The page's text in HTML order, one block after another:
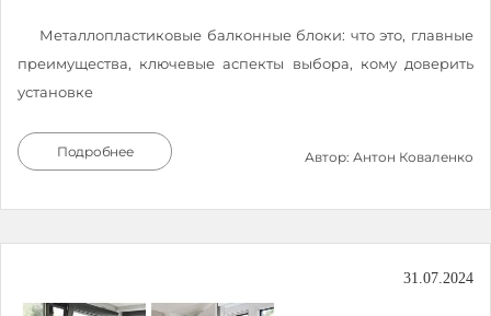
Металлопластиковые балконные блоки: что это, главные
преимущества, ключевые аспекты выбора, кому доверить
установкe
Подробнее Автор: Антон Коваленко
31.07.2024